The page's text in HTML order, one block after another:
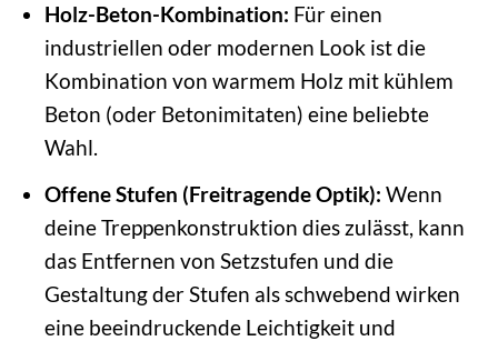
Holz-Beton-Kombination: Für einen
industriellen oder modernen Look ist die
Kombination von warmem Holz mit kühlem
Beton (oder Betonimitaten) eine beliebte
Wahl.
Offene Stufen (Freitragende Optik): Wenn
deine Treppenkonstruktion dies zulässt, kann
das Entfernen von Setzstufen und die
Gestaltung der Stufen als schwebend wirken
eine beeindruckende Leichtigkeit und